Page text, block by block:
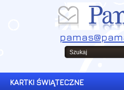
KARTKI ŚWIĄTECZNE